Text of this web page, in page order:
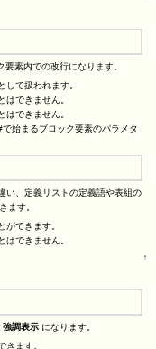
素内での改行になります。
て扱われます。
できません。
できません。
始まるブロック要素のパラメタ
い、定義リストの定義語や表組の
ます。
できます。
できません。
↑
強調表示 になります。
きます。